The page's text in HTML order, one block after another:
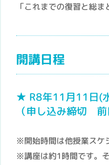
「これまでの復習と総
開講日程
★ R8年11月11日
（申し込み締切
※開始時間は他授業スケ
※講座は約1時間です。